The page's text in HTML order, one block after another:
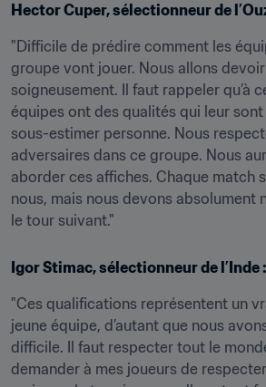
Hector Cuper, sélectionneur de
"Difficile de prédire comment les
groupe vont jouer. Nous allons
soigneusement. Il faut rappeler qu’à
équipes ont des qualités qui leur
sous-estimer personne. Nous
adversaires dans ce groupe. Nous
aborder ces affiches. Chaque match
nous, mais nous devons absolument
le tour suivant."
Igor Stimac, sélectionneur de l’Inde :
"Ces qualifications représentent un
jeune équipe, d’autant que nous
difficile. Il faut respecter tout le
demander à mes joueurs de